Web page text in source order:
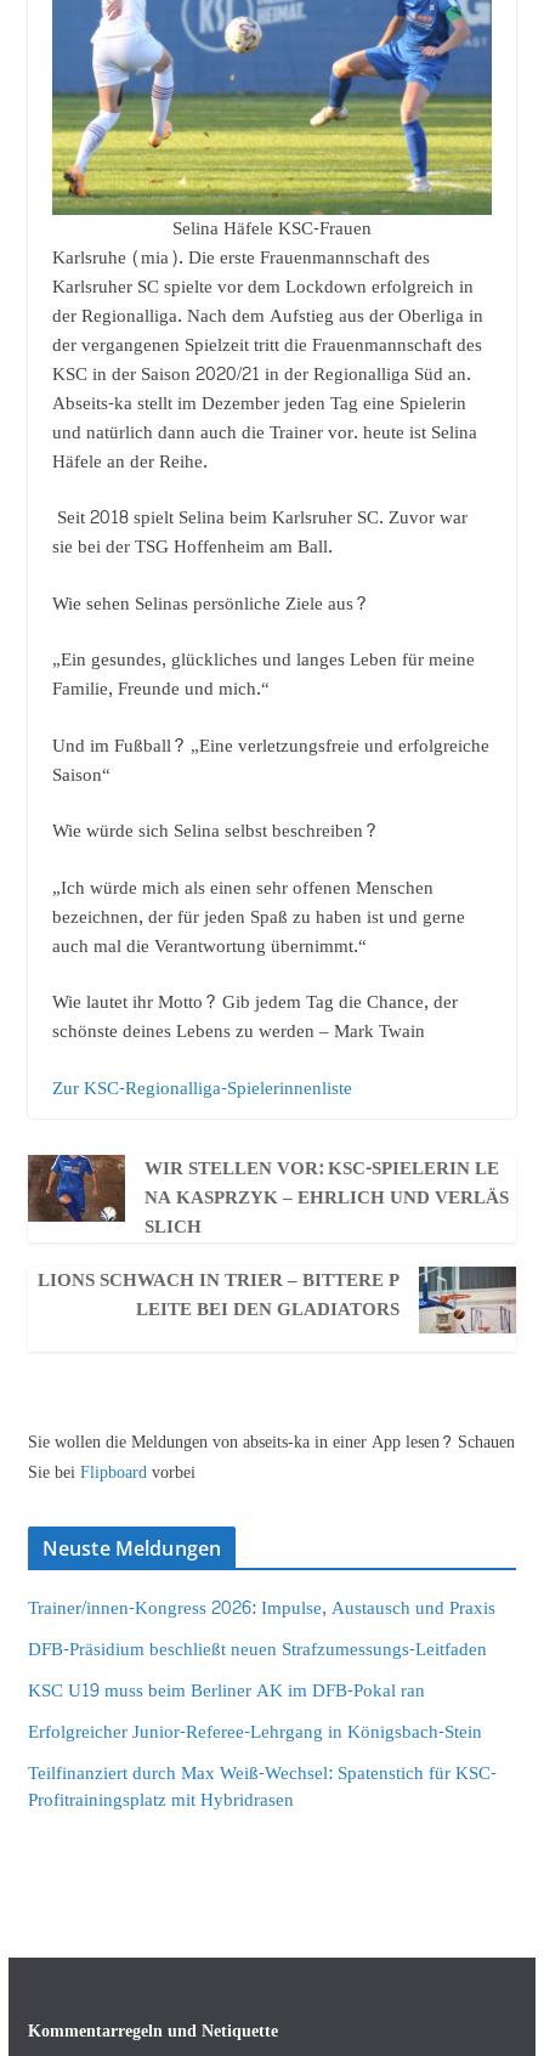
Selina Häfele KSC-Frauen
Karlsruhe (mia). Die erste Frauenmannschaft des
Karlsruher SC spielte vor dem Lockdown erfolgreich in
der Regionalliga. Nach dem Aufstieg aus der Oberliga in
der vergangenen Spielzeit tritt die Frauenmannschaft des
KSC in der Saison 2020/21 in der Regionalliga Süd an.
Abseits-ka stellt im Dezember jeden Tag eine Spielerin
und natürlich dann auch die Trainer vor. heute ist Selina
Häfele an der Reihe.
Seit 2018 spielt Selina beim Karlsruher SC. Zuvor war
sie bei der TSG Hoffenheim am Ball.
Wie sehen Selinas persönliche Ziele aus?
„Ein gesundes, glückliches und langes Leben für meine
Familie, Freunde und mich.“
Und im Fußball? „Eine verletzungsfreie und erfolgreiche
Saison“
Wie würde sich Selina selbst beschreiben?
„Ich würde mich als einen sehr offenen Menschen
bezeichnen, der für jeden Spaß zu haben ist und gerne
auch mal die Verantwortung übernimmt.“
Wie lautet ihr Motto? Gib jedem Tag die Chance, der
schönste deines Lebens zu werden – Mark Twain
Zur KSC-Regionalliga-Spielerinnenliste
WIR STELLEN VOR: KSC-SPIELERIN LE
NA KASPRZYK – EHRLICH UND VERLÄS
SLICH
LIONS SCHWACH IN TRIER – BITTERE P
LEITE BEI DEN GLADIATORS
Sie wollen die Meldungen von abseits-ka in einer App lesen? Schauen
Sie beiFlipboardvorbei
Neuste Meldungen
Trainer/innen-Kongress 2026: Impulse, Austausch und Praxis
DFB-Präsidium beschließt neuen Strafzumessungs-Leitfaden
KSC U19 muss beim Berliner AK im DFB-Pokal ran
Erfolgreicher Junior-Referee-Lehrgang in Königsbach-Stein
Teilfinanziert durch Max Weiß-Wechsel: Spatenstich für KSC-
Profitrainingsplatz mit Hybridrasen
Kommentarregeln und Netiquette